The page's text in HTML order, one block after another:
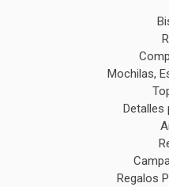
Mochilas,
Detalles
Regalos